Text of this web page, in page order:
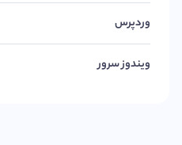
وردپرس
ویندوز سرور